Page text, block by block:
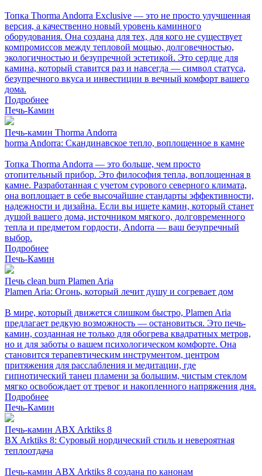
Топка Thorma Andorra Exclusive — это не просто улучшенная
версия, а качественно новый уровень каминного
оборудования. Она создана для тех, для кого не существует
компромиссов между тепловой мощью, долговечностью,
экологичностью и безупречной эстетикой. Это сердце для
камина, который ставится раз и навсегда — символ статуса,
безупречного вкуса и инвестиции в вечный комфорт вашего
дома.
Подробнее
Печь-Камин
Печь-камин Thorma Andorra
horma Andorra: Скандинавское тепло, воплощенное в камне
Топка Thorma Andorra — это больше, чем просто
отопительный прибор. Это философия тепла, воплощенная в
камне. Разработанная с учетом сурового северного климата,
она воплощает в себе высочайшие стандарты эффективности,
надежности и дизайна. Если вы ищете камин, который станет
душой вашего дома, источником мягкого, долговременного
тепла и предметом гордости, Andorra — ваш безупречный
выбор.
Подробнее
Печь-Камин
Печь clean burn Plamen Aria
Plamen Aria: Огонь, который лечит душу и согревает дом
В мире, который движется слишком быстро, Plamen Aria
предлагает редкую возможность — остановиться. Это печь-
камин, созданная не только для обогрева квадратных метров,
но и для заботы о вашем психологическом комфорте. Она
становится терапевтическим инструментом, центром
притяжения для расслабления и медитации, где
гипнотический танец пламени за большим, чистым стеклом
мягко освобождает от тревог и накопленного напряжения дня.
Подробнее
Печь-Камин
Печь-камин ABX Arktiks 8
BX Arktiks 8: Суровый нордический стиль и невероятная
теплоотдача
Печь-камин ABX Arktiks 8 создана по канонам